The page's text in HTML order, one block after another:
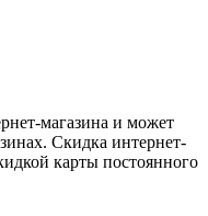
магазина и может
Скидка интернет-
карты постоянного